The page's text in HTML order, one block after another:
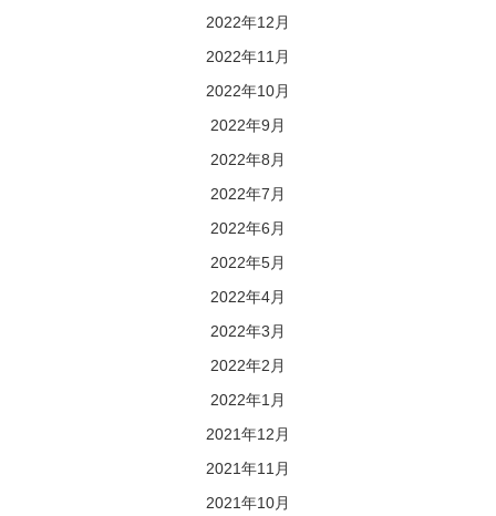
2022年12月
2022年11月
2022年10月
2022年9月
2022年8月
2022年7月
2022年6月
2022年5月
2022年4月
2022年3月
2022年2月
2022年1月
2021年12月
2021年11月
2021年10月